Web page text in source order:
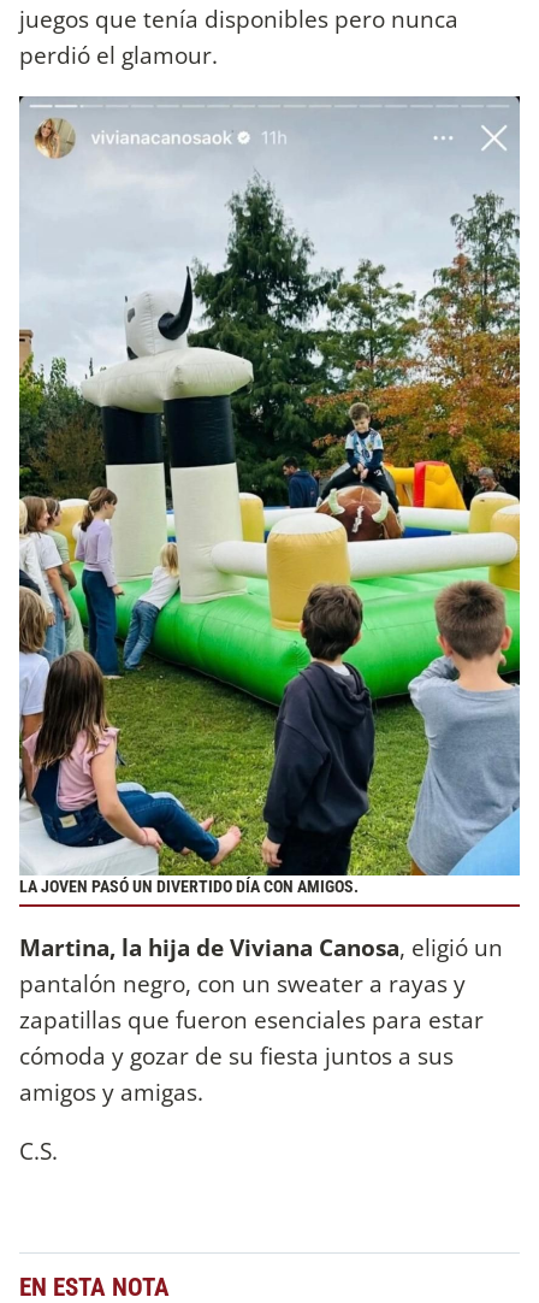
juegos que tenía disponibles pero nunca
perdió el glamour.
LA JOVEN PASÓ UN DIVERTIDO DÍA CON AMIGOS.
Martina, la hija de Viviana Canosa, eligió un
pantalón negro, con un sweater a rayas y
zapatillas que fueron esenciales para estar
cómoda y gozar de su fiesta juntos a sus
amigos y amigas.
C.S.
EN ESTA NOTA